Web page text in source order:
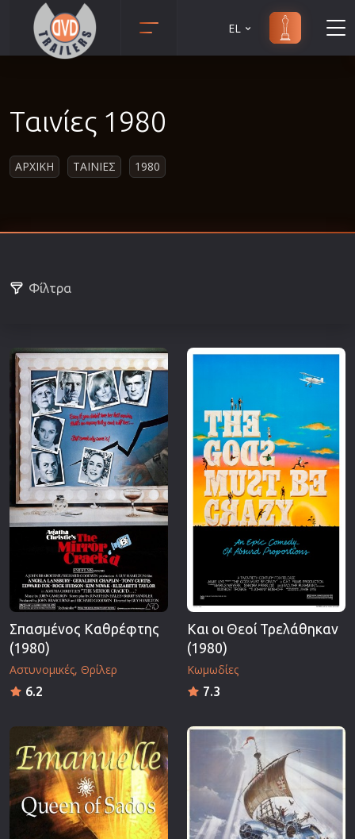
Αισθηματικές
Αστυνομικές
Επιστημονικής Φαντασίας
Ερωτικές
Ευρωπαικός Κινηματογράφος
Θρησκευτικές
Θρίλερ
Ιστορικές
EL
Ταινίες 1980
ΑΡΧΙΚΗ ΤΑΙΝΙΕΣ 1980
Φίλτρα
Σπασμένος Καθρέφτης
(1980)
Αστυνομικές Θρίλερ
6.2
Και οι Θεοί Τρελάθηκαν
(1980)
Κωμωδίες
7.3